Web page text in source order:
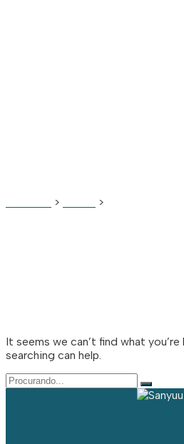
> >
It seems we can’t find what
searching can help.
Pesquisar
por: